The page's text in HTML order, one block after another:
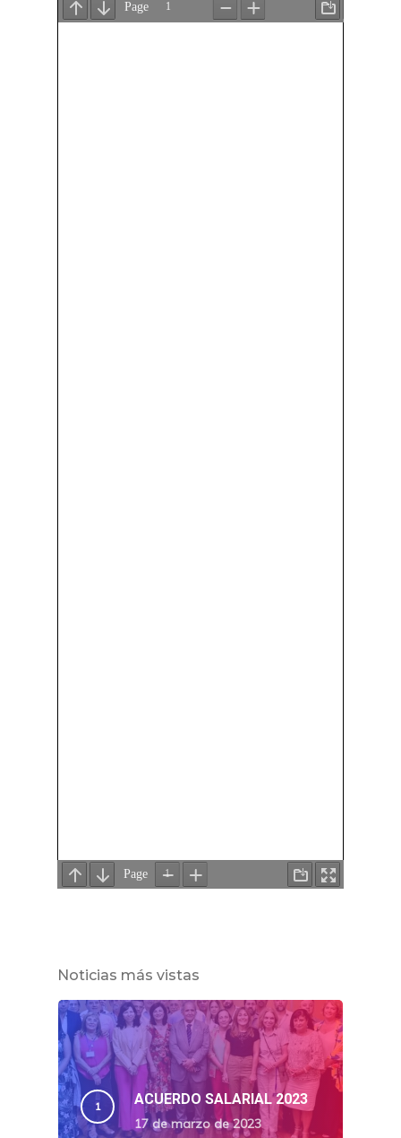
Noticias más vistas
ACUERDO SALARIAL 2023
17 de marzo de 2023